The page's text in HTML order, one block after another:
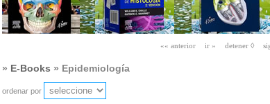
» E-Books » Epidemiología
ordenar por